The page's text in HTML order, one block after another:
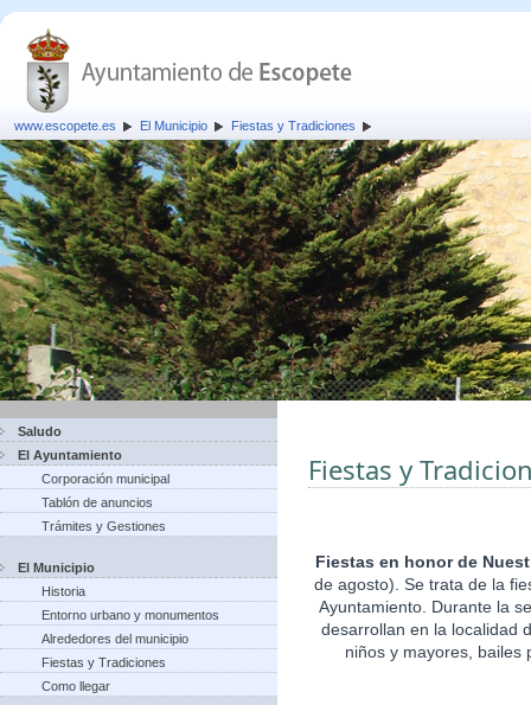
www.escopete.es El Municipio Fiestas y Tradiciones
Saludo
El Ayuntamiento
Corporación municipal
Tablón de anuncios
Trámites y Gestiones
El Municipio
Historia
Entorno urbano y monumentos
Alrededores del municipio
Fiestas y Tradiciones
Como llegar
Fiestas y
Fiestas en honor de
de agosto). Se trata de la
Ayuntamiento. Durante la
desarrollan en la localidad
niños y mayores, bailes